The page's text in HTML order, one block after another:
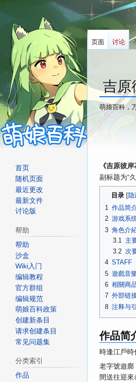
吉原
萌娘百科，
跳
航
跳
索《吉原彼岸
副标题为“
目录
1
作品简
2 游戏系
3 角色介
3.1
主
3.2 次
4 STAFF
5 遊戲音
6 相關商
7 外部链
8 注释与
作品简
時逢江戶時
老字號遊廓
間送往迎來
页面 讨论
首页
随机页面
最近更改
最新文件
讨论版
帮助
帮助
沙盒
Wiki入门
编辑教程
官方群组
编辑规范
萌娘百科政策
创建新条目
请求创建条目
常见问题集
分类索引
作品